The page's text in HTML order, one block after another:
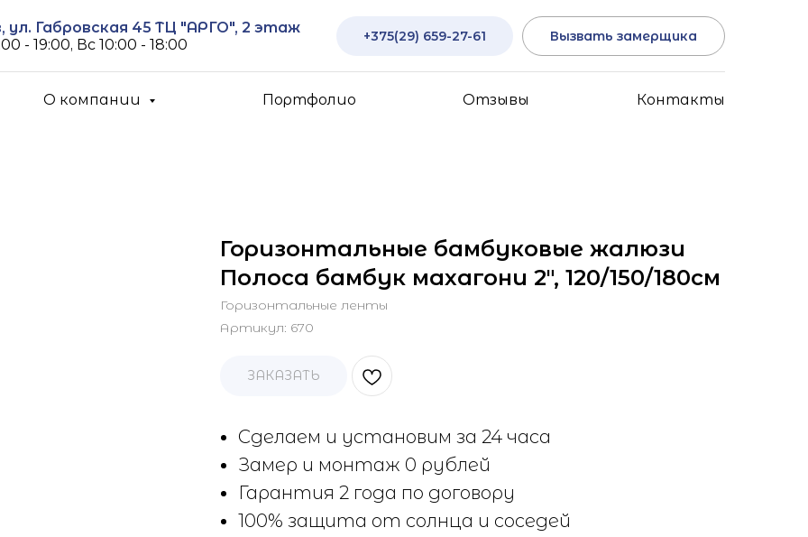
ул. Габровская 45 ТЦ "АРГО", 2 этаж
- 19:00, Вс 10:00 - 18:00
+375(29) 659-27-61 Вызвать замерщика
О компании Портфолио Отзывы Контакты
Горизонтальные бамбуковые жалюзи
Полоса бамбук махагони 2", 120/150/180см
Горизонтальные ленты
Артикул: 670
ЗАКАЗАТЬ
Сделаем и установим за 24 часа
Замер и монтаж 0 рублей
Гарантия 2 года по договору
100% защита от солнца и соседей